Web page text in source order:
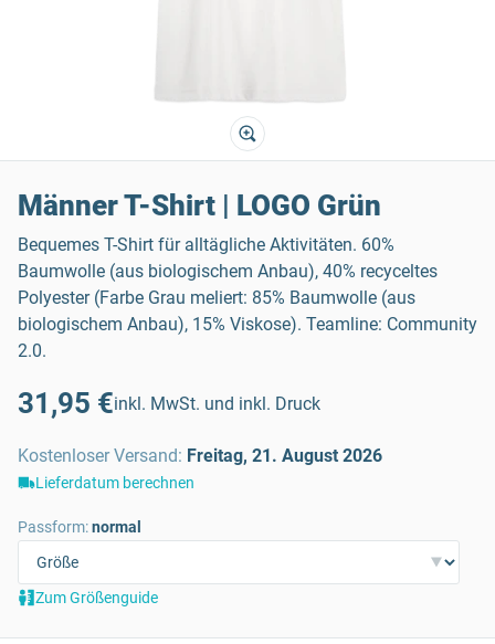
Männer T-Shirt | LOGO Grün
Bequemes T-Shirt für alltägliche Aktivitäten. 60%
Baumwolle (aus biologischem Anbau), 40% recyceltes
Polyester (Farbe Grau meliert: 85% Baumwolle (aus
biologischem Anbau), 15% Viskose). Teamline: Community
2.0.
31,95 €inkl. MwSt. und inkl. Druck
Kostenloser Versand: Freitag, 21. August 2026
Lieferdatum berechnen
Passform:normal
Zum Größenguide